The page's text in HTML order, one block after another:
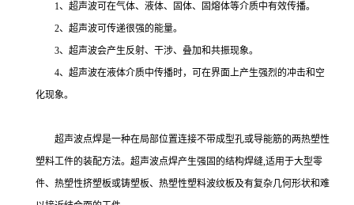
1、超声波可在气体、液体、固体、固熔体等介质中有效传播。
2、超声波可传递很强的能量。
3、超声波会产生反射、干涉、叠加和共振现象。
4、超声波在液体介质中传播时，可在界面上产生强烈的冲击和空
化现象。
超声波点焊是一种在局部位置连接不带成型孔或导能筋的两热塑性
塑料工件的装配方法。超声波点焊产生强固的结构焊缝,适用于大型零
件、热塑性挤塑板或铸塑板、热塑性塑料波纹板及有复杂几何形状和难